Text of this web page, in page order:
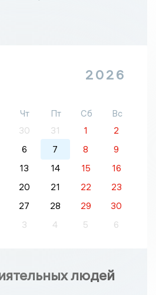
2026
Чт Пт Сб
Вс
30 31 1
2
6 7 8
9
13 14 15
16
20 21 22
23
27 28 29
30
3 4 5 6
людей